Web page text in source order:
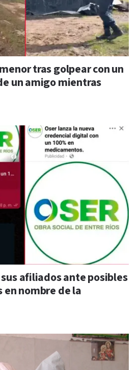
tras golpear con un
un amigo mientras
afiliados ante posibles
nombre de la